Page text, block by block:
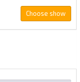
Choose show